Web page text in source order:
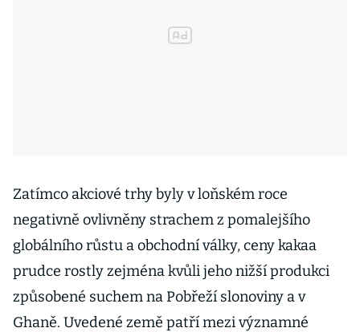
Zatímco akciové trhy byly v loňském roce
negativně ovlivněny strachem z pomalejšího
globálního růstu a obchodní války, ceny kakaa
prudce rostly zejména kvůli jeho nižší produkci
způsobené suchem na Pobřeží slonoviny a v
Ghaně. Uvedené země patří mezi významné